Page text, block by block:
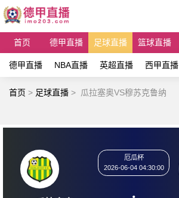
首页 德甲直播 足球直播 篮球直播
德甲直播 NBA直播 英超直播 西甲直播
首页 > 足球直播 > 瓜拉塞奥VS穆苏克鲁纳